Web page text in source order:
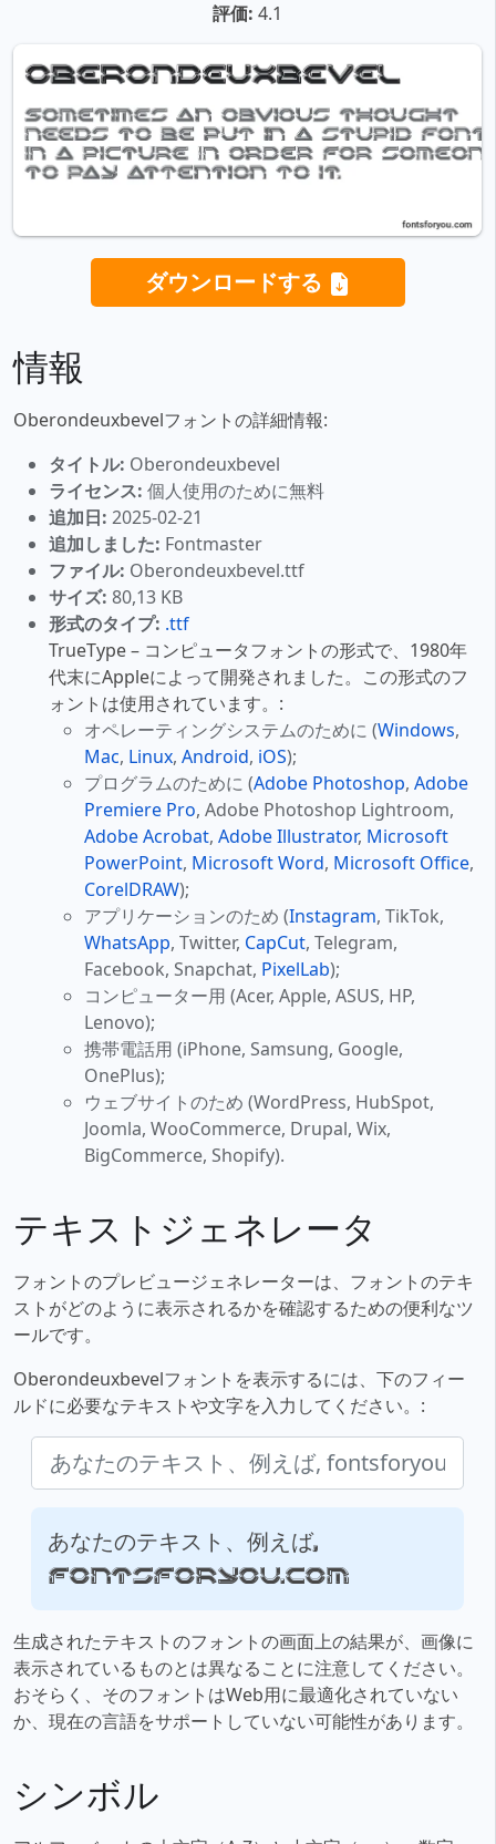
評価: 4.1
ダウンロードする
情報
Oberondeuxbevelフォントの詳細情報:
タイトル: Oberondeuxbevel
ライセンス: 個人使用のために無料
追加日: 2025-02-21
追加しました: Fontmaster
ファイル: Oberondeuxbevel.ttf
サイズ: 80,13 KB
形式のタイプ: .ttf
TrueType – コンピュータフォントの形式で、1980年
代末にAppleによって開発されました。この形式のフ
ォントは使用されています。:
オペレーティングシステムのために (Windows,
Mac, Linux, Android, iOS);
プログラムのために (Adobe Photoshop, Adobe
Premiere Pro, Adobe Photoshop Lightroom,
Adobe Acrobat, Adobe Illustrator, Microsoft
PowerPoint, Microsoft Word, Microsoft Office,
CorelDRAW);
アプリケーションのため (Instagram, TikTok,
WhatsApp, Twitter, CapCut, Telegram,
Facebook, Snapchat, PixelLab);
コンピューター用 (Acer, Apple, ASUS, HP,
Lenovo);
携帯電話用 (iPhone, Samsung, Google,
OnePlus);
ウェブサイトのため (WordPress, HubSpot,
Joomla, WooCommerce, Drupal, Wix,
BigCommerce, Shopify).
テキストジェネレータ
フォントのプレビュージェネレーターは、フォントのテキ
ストがどのように表示されるかを確認するための便利なツ
ールです。
Oberondeuxbevelフォントを表示するには、下のフィー
ルドに必要なテキストや文字を入力してください。:
あなたのテキスト、例えば,
fontsforyou.com
生成されたテキストのフォントの画面上の結果が、画像に
表示されているものとは異なることに注意してください。
おそらく、そのフォントはWeb用に最適化されていない
か、現在の言語をサポートしていない可能性があります。
シンボル